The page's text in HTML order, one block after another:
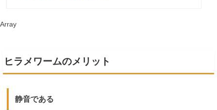
Array
ヒラメワームのメリット
静音である